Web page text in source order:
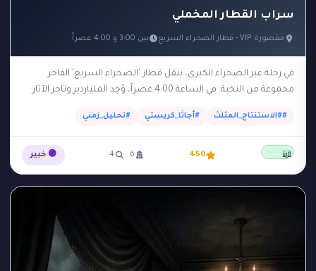
سراب القطار المخملي
مقصورة VIP - قطار الصحراء السريع بين 3:00 و 4:00 عصراً
في رحلة عبر الصحراء الكبرى، ينقل قطار 'الصحراء السريع' الفاخر
مجموعة من النخبة. في الساعة 4:00 عصراً، وُجد الملياردير وتاجر الآثار
##الاستنتاج_المثلث #أجاثا_كريستي #تحليل_زمني
مجانية 450
6
4 🟣 خبير 📖